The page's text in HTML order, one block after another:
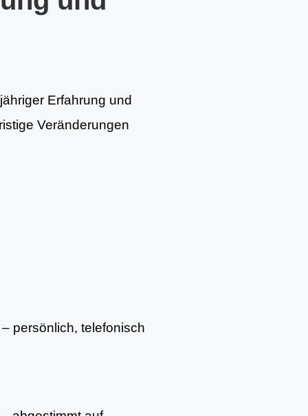
Erfahrung und
Veränderungen
persönlich, telefonisch